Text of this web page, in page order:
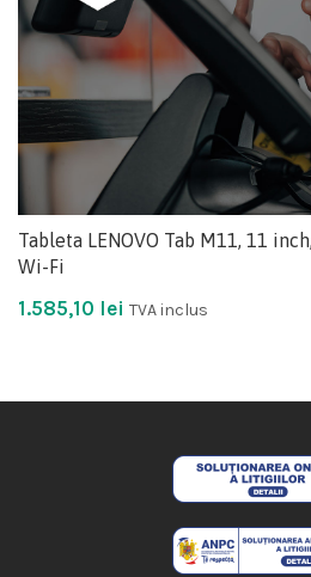
Tableta LENOVO Tab M11, 11
Wi-Fi
1.585,10 lei TVA inclus